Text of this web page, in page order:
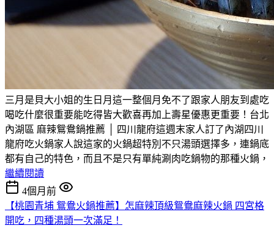
三月是貝大小姐的生日月這一整個月免不了跟家人朋友到處吃
喝吃什麼很重要能吃得皆大歡喜再加上壽星優惠更重要！台北
內湖區 麻辣鴛鴦鍋推薦 │ 四川龍府這週末家人訂了內湖四川
龍府吃火鍋家人說這家的火鍋超特別不只湯頭選擇多，連鍋底
都有自己的特色，而且不是只有單純涮肉吃鍋物的那種火鍋，
繼續閱讀
4個月前
【桃園青埔 鴛鴦火鍋推薦】怎麻辣頂級鴛鴦麻辣火鍋 四宮格
開吃，四種湯頭一次滿足！